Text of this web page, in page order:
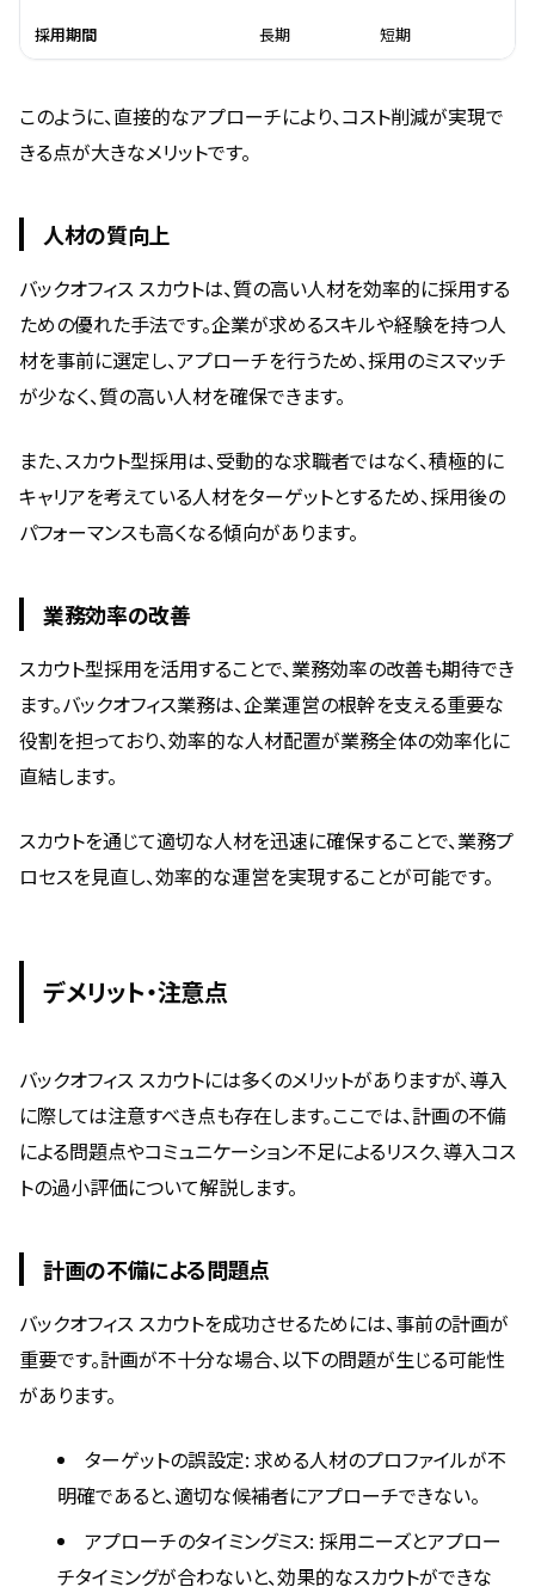
採用期間 長期 短期
このように、直接的なアプローチにより、コスト削減が実現で
きる点が大きなメリットです。
人材の質向上
バックオフィス スカウトは、質の高い人材を効率的に採用する
ための優れた手法です。企業が求めるスキルや経験を持つ人
材を事前に選定し、アプローチを行うため、採用のミスマッチ
が少なく、質の高い人材を確保できます。
また、スカウト型採用は、受動的な求職者ではなく、積極的に
キャリアを考えている人材をターゲットとするため、採用後の
パフォーマンスも高くなる傾向があります。
業務効率の改善
スカウト型採用を活用することで、業務効率の改善も期待でき
ます。バックオフィス業務は、企業運営の根幹を支える重要な
役割を担っており、効率的な人材配置が業務全体の効率化に
直結します。
スカウトを通じて適切な人材を迅速に確保することで、業務プ
ロセスを見直し、効率的な運営を実現することが可能です。
デメリット・注意点
バックオフィス スカウトには多くのメリットがありますが、導入
に際しては注意すべき点も存在します。ここでは、計画の不備
による問題点やコミュニケーション不足によるリスク、導入コス
トの過小評価について解説します。
計画の不備による問題点
バックオフィス スカウトを成功させるためには、事前の計画が
重要です。計画が不十分な場合、以下の問題が生じる可能性
があります。
ターゲットの誤設定: 求める人材のプロファイルが不
明確であると、適切な候補者にアプローチできない。
アプローチのタイミングミス: 採用ニーズとアプロー
チタイミングが合わないと、効果的なスカウトができな